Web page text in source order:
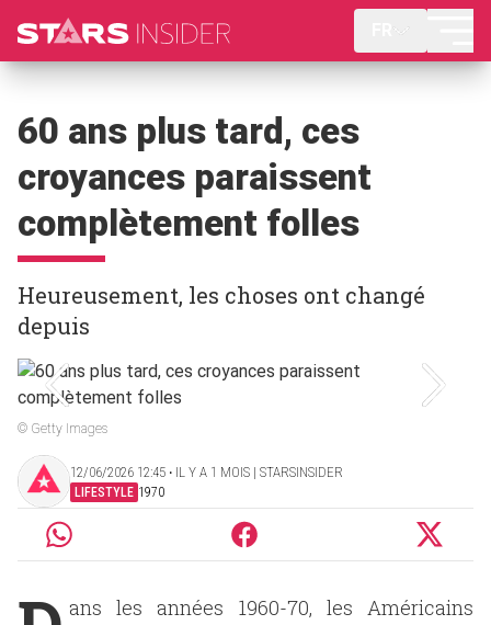
60 ans plus tard, ces
croyances paraissent
complètement folles
Heureusement, les choses ont changé
depuis
© Getty Images
12/06/2026 12:45 ‧ IL Y A 1 MOIS | STARSINSIDER
LIFESTYLE 1970
ans les années 1960-70, les Américains